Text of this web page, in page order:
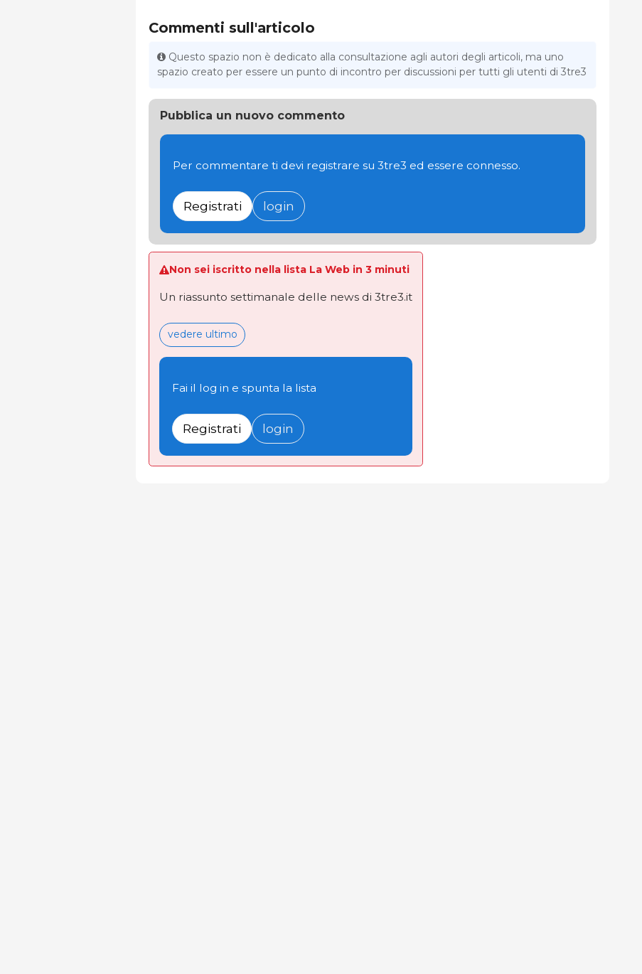
Commenti sull'articolo
Questo spazio non è dedicato alla consultazione agli autori degli articoli, ma uno
spazio creato per essere un punto di incontro per discussioni per tutti gli utenti di 3tre3
Pubblica un nuovo commento
Per commentare ti devi registrare su 3tre3 ed essere connesso.
Registrati login
Non sei iscritto nella lista La Web in 3 minuti
Un riassunto settimanale delle news di 3tre3.it
vedere ultimo
Fai il log in e spunta la lista
Registrati login